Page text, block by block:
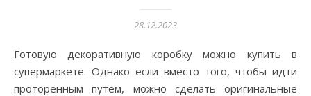
28.12.2023
Готовую декоративную коробку можно купить в
супермаркете. Однако если вместо того, чтобы идти
проторенным путем, можно сделать оригинальные